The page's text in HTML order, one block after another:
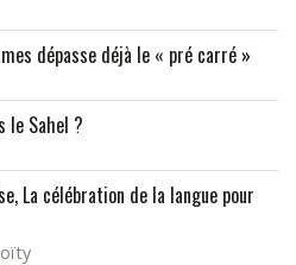
dépasse déjà le « pré carré »
le Sahel ?
La célébration de la langue pour